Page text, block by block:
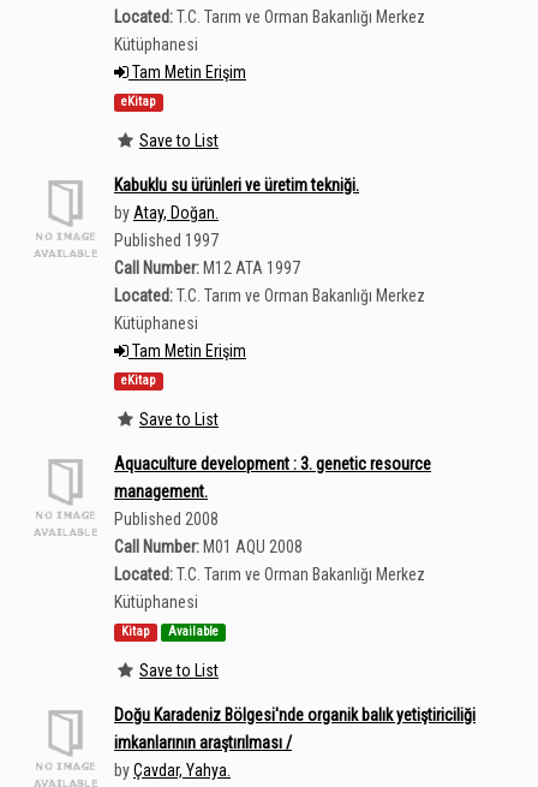
Located:T.C. Tarım ve Orman Bakanlığı Merkez
Kütüphanesi
Tam Metin Erişim
eKitap
Save to List
Kabuklu su ürünleri ve üretim tekniği.
by Atay, Doğan.
Published 1997
Call Number: M12 ATA 1997
Located:T.C. Tarım ve Orman Bakanlığı Merkez
Kütüphanesi
Tam Metin Erişim
eKitap
Save to List
Aquaculture development : 3. genetic resource
management.
Published 2008
Call Number: M01 AQU 2008
Located:T.C. Tarım ve Orman Bakanlığı Merkez
Kütüphanesi
Kitap Available
Save to List
Doğu Karadeniz Bölgesi'nde organik balık yetiştiriciliği
imkanlarının araştırılması /
byÇavdar, Yahya.